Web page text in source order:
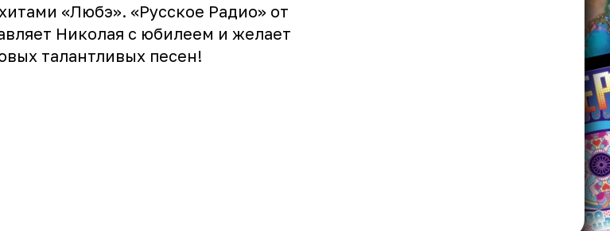
«Любэ». «Русское Радио» от
Николая с юбилеем и желает
талантливых песен!